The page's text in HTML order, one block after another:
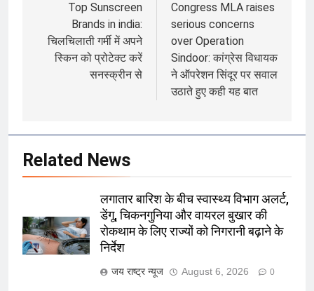
navigation
Top Sunscreen
Brands in india:
चिलचिलाती गर्मी में अपने
स्किन को प्रोटेक्ट करें
सनस्क्रीन से
Congress MLA raises
serious concerns
over Operation
Sindoor: कांग्रेस विधायक
ने ऑपरेशन सिंदूर पर सवाल
उठाते हुए कही यह बात
Related News
लगातार बारिश के बीच स्वास्थ्य विभाग अलर्ट,
डेंगू, चिकनगुनिया और वायरल बुखार की
रोकथाम के लिए राज्यों को निगरानी बढ़ाने के
निर्देश
जय राष्ट्र न्यूज August 6, 2026 0